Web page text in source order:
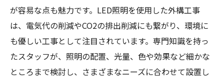
が容易な点も魅力です。LED照明を使用した外構工事
は、電気代の削減やCO2の排出削減にも繋がり、環境に
も優しい工事として注目されています。専門知識を持っ
たスタッフが、照明の配置、光量、色や効果など細かな
ところまで検討し、さまざまなニーズに合わせて設置し